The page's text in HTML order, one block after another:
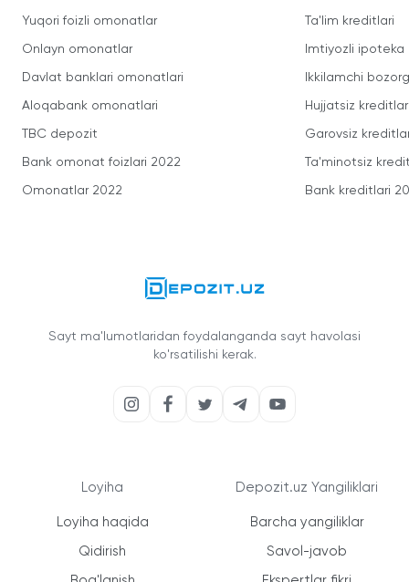
Yuqori foizli omonatlar
Onlayn omonatlar
Davlat banklari omonatlari
Aloqabank omonatlari
TBC depozit
Bank omonat foizlari 2022
Omonatlar 2022
Ta'lim kreditlari
Imtiyozli ipoteka
Ikkilamchi
Hujjatsiz kreditlar
Garovsiz
Ta'minotsiz
Bank kreditlari
Sayt ma'lumotlaridan foydalanganda sayt havolasi
ko'rsatilishi kerak.
Loyiha
Loyiha haqida
Qidirish
Depozit.uz Yangiliklari
Barcha yangiliklar
Savol-javob